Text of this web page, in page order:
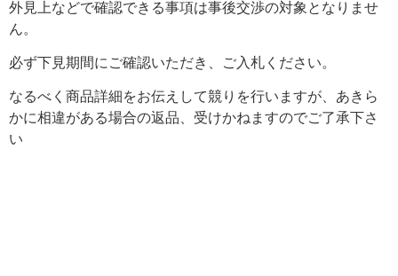
外見上などで確認できる事項は事後交渉の対象となりませ
ん。
必ず下見期間にご確認いただき、ご入札ください。
なるべく商品詳細をお伝えして競りを行いますが、あきら
かに相違がある場合の返品、受けかねますのでご了承下さ
い